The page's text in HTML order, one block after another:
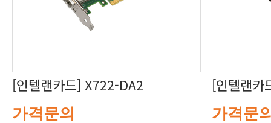
[인텔랜카드] X722-DA2
가격문의
[인텔랜카
가격문